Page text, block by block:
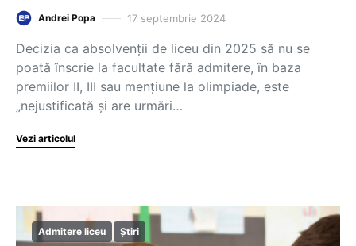
Andrei Popa 17 septembrie 2024
Decizia ca absolvenții de liceu din 2025 să nu se
poată înscrie la facultate fără admitere, în baza
premiilor II, III sau mențiune la olimpiade, este
„nejustificată și are urmări…
Vezi articolul
Admitere liceu Știri